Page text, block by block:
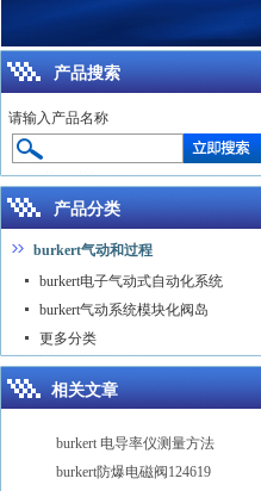
产品搜索
请输入产品名称
产品分类
burkert气动和过程
burkert电子气动式自动化系统
burkert气动系统模块化阀岛
更多分类
相关文章
burkert 电导率仪测量方法
burkert防爆电磁阀124619